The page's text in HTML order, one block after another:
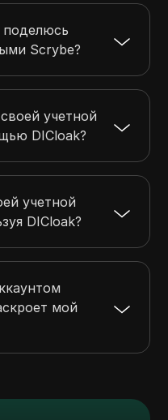
поделюсь
Scrybe?
учетной
DICloak?
учетной
DICloak?
мой